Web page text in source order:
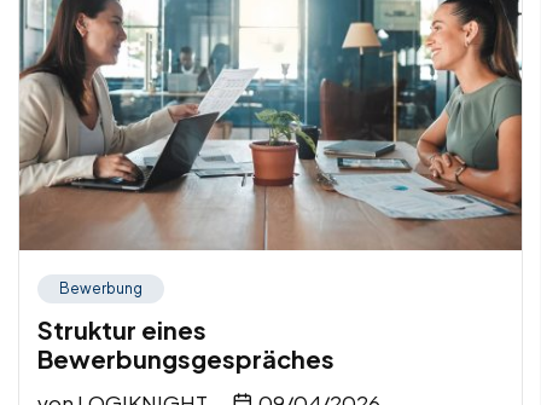
Bewerbung
Struktur eines
Bewerbungsgespräches